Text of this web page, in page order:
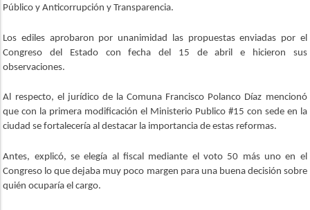
Público y Anticorrupción y Transparencia.
Los ediles aprobaron por unanimidad las propuestas enviadas por el
Congreso del Estado con fecha del 15 de abril e hicieron sus
observaciones.
Al respecto, el jurídico de la Comuna Francisco Polanco Díaz mencionó
que con la primera modificación el Ministerio Publico #15 con sede en la
ciudad se fortalecería al destacar la importancia de estas reformas.
Antes, explicó, se elegía al fiscal mediante el voto 50 más uno en el
Congreso lo que dejaba muy poco margen para una buena decisión sobre
quién ocuparía el cargo.